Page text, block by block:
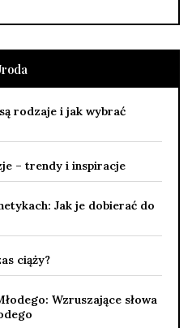
rodzaje i jak wybrać
– trendy i inspiracje
Jak je dobierać do
ciąży?
Wzruszające słowa